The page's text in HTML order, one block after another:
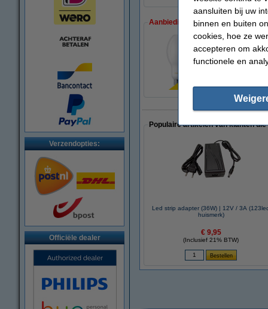
Verzendopties:
Officiële dealer
Aanbieding:
€ 139,50
Populaire artikelen van klanten
Led strip adapter (36W) | 12V / 3A
huismerk)
€ 9,95
(Inclusief 21% BTW)
aansluiten bij uw
binnen en buiten
cookies, hoe ze
accepteren om
functionele en